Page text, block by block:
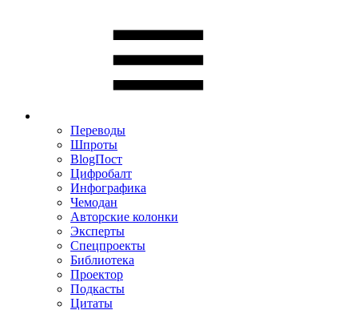
Переводы
Шпроты
BlogПост
Цифробалт
Инфографика
Чемодан
Авторские колонки
Эксперты
Спецпроекты
Библиотека
Проектор
Подкасты
Цитаты